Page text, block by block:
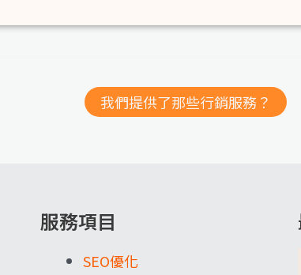
我們提供了那些行銷服務？
服務項目
SEO優化